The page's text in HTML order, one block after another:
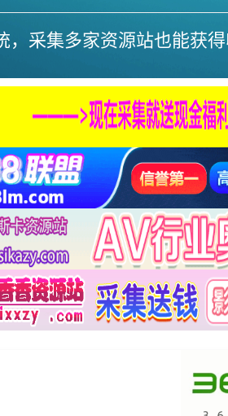
，采集多家资源站也能获